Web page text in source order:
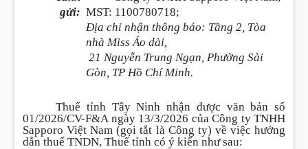
gửi: MST: 1100780718;
Địa chỉ nhận thông báo: Tầng 2, Tòa
nhà Miss Áo dài,
21 Nguyễn Trung Ngạn, Phường Sài
Gòn, TP Hồ Chí Minh.
Thuế tỉnh Tây Ninh nhận được văn bản số
01/2026/CV-F&A ngày 13/3/2026 của Công ty TNHH
Sapporo Việt Nam (gọi tắt là Công ty) về việc hướng
dẫn thuế TNDN, Thuế tỉnh có ý kiến như sau: